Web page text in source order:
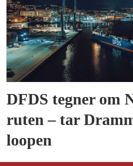
DFDS tegner om
ruten – tar
loopen